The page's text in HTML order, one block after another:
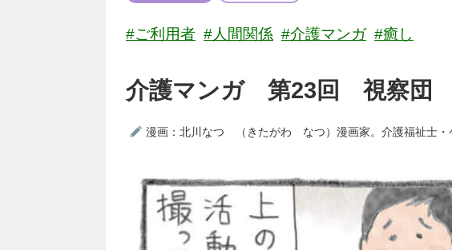
#ご利用者 #人間関係 #介護マンガ #癒し
介護マンガ 第23回 視察団
漫画：北川なつ （きたがわ なつ）漫画家。介護福祉士・